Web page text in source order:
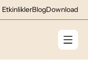
EtkinliklerBlogDownload